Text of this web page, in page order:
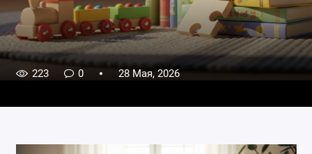
223 0 28 Мая, 2026